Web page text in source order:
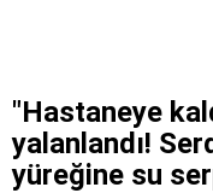
"Hastaneye
yalanlandı!
yüreğine su